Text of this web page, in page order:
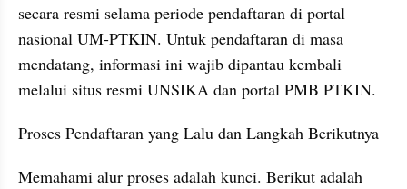
secara resmi selama periode pendaftaran di portal
nasional UM-PTKIN. Untuk pendaftaran di masa
mendatang, informasi ini wajib dipantau kembali
melalui situs resmi UNSIKA dan portal PMB PTKIN.
Proses Pendaftaran yang Lalu dan Langkah Berikutnya
Memahami alur proses adalah kunci. Berikut adalah